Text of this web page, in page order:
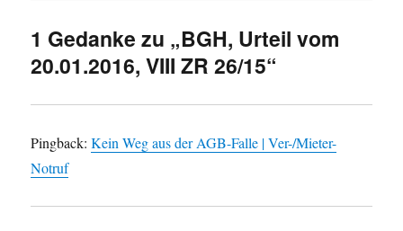
1 Gedanke zu „BGH, Urteil vom
20.01.2016, VIII ZR 26/15“
Pingback:Kein Weg aus der AGB-Falle | Ver-/Mieter-
Notruf